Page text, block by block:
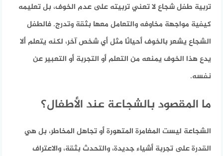
تربية طفل شجاع لا تعني تربيته على عدم الخوف، بل تعليمه
كيفية مواجهة مخاوفه والتعامل معها بثقة وتدرج. فالطفل
الشجاع يشعر بالخوف أحيانًا مثل أي شخص آخر، لكنه يتعلم ألا
يدع هذا الخوف يمنعه من التعلم أو التجربة أو التعبير عن
نفسه.
ما المقصود بالشجاعة عند الأطفال؟
الشجاعة ليست المغامرة المتهورة أو تجاهل المخاطر، بل هي
القدرة على تجربة أشياء جديدة، والتحدث بثقة، والاعتراف